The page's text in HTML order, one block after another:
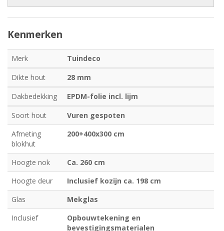
Kenmerken
Merk
Tuindeco
Dikte hout
28 mm
Dakbedekking
EPDM-folie incl. lijm
Soort hout
Vuren gespoten
Afmeting
blokhut
200+400x300 cm
Hoogte nok
Ca. 260 cm
Hoogte deur
Inclusief kozijn ca. 198 cm
Glas
Mekglas
Inclusief
Opbouwtekening en
bevestigingsmaterialen